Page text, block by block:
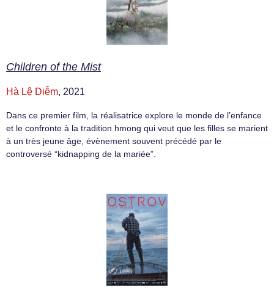
Children of the Mist
Hà Lệ Diễm, 2021
Dans ce premier film, la réalisatrice explore le monde de l’enfance
et le confronte à la tradition hmong qui veut que les filles se marient
à un très jeune âge, évènement souvent précédé par le
controversé “kidnapping de la mariée”.